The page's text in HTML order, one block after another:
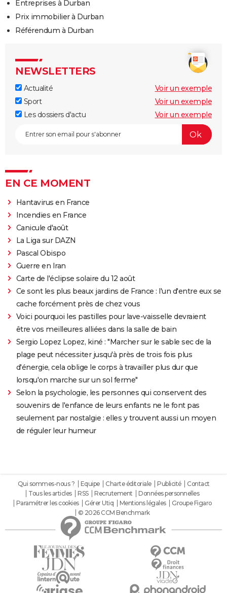
Entreprises à Durban
Prix immobilier à Durban
Référendum à Durban
NEWSLETTERS
Actualité
Voir un exemple
Sport
Voir un exemple
Les dossiers d'actu
Voir un exemple
EN CE MOMENT
Hantavirus en France
Incendies en France
Canicule d'août
La Liga sur DAZN
Pascal Obispo
Guerre en Iran
Carte de l'éclipse solaire du 12 août
Ce sont les plus beaux jardins de France : l'un d'entre eux se
cache forcément près de chez vous
Voici pourquoi les pastilles pour lave-vaisselle devraient
être vos meilleures alliées dans la salle de bain
Sergio Lopez Lopez, kiné : "Marcher sur le sable sec de la
plage peut nécessiter jusqu'à près de trois fois plus
d'énergie, cela oblige le corps à travailler plus dur que
lorsqu'on marche sur un sol ferme"
Selon la psychologie, les personnes qui conservent des
souvenirs de l'enfance de leurs enfants ne le font pas
seulement par nostalgie : elles y trouvent aussi un moyen
de réguler leur humeur
Qui sommes-nous ? Equipe Charte éditoriale Publicité
Contact
Tous les articles
RSS Recrutement
Données personnelles
Paramétrer les cookies
Gérer Utiq Mentions légales
Groupe Figaro
© 2026 CCM Benchmark